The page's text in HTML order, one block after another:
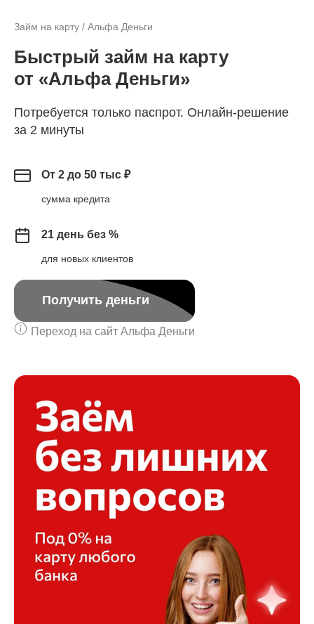
Займ на карту / Альфа Деньги
Быстрый займ на карту
от «Альфа Деньги»
Потребуется только паспрот. Онлайн-решение
за 2 минуты
От 2 до 50 тыс ₽
сумма кредита
21 день без %
для новых клиентов
Получить деньги
Переход на сайт Альфа Деньги